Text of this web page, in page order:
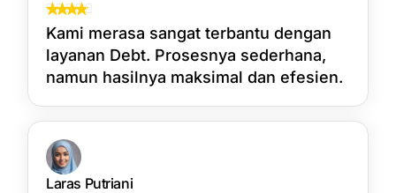
Kami merasa sangat terbantu dengan
layanan Debt. Prosesnya sederhana,
namun hasilnya maksimal dan efesien.
Laras Putriani